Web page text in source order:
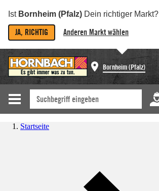
Ist Bornheim (Pfalz) Dein richtiger Markt?
JA, RICHTIG Anderen Markt wählen
Bornheim (Pfalz)
Startseite